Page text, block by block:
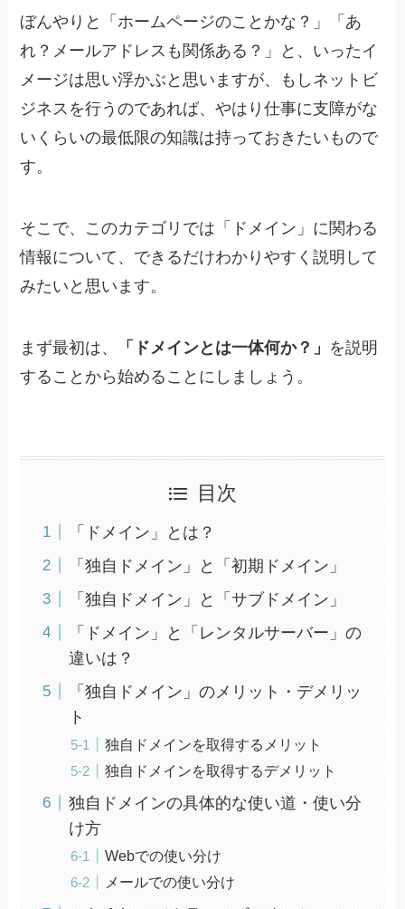
ぼんやりと「ホームページのことかな？」「あ
れ？メールアドレスも関係ある？」と、いったイ
メージは思い浮かぶと思いますが、もしネットビ
ジネスを行うのであれば、やはり仕事に支障がな
いくらいの最低限の知識は持っておきたいもので
す。
そこで、このカテゴリでは「ドメイン」に関わる
情報について、できるだけわかりやすく説明して
みたいと思います。
まず最初は、 「ドメインとは一体何か？」 を説明
することから始めることにしましょう。
目次
「ドメイン」とは？
「独自ドメイン」と「初期ドメイン」
「独自ドメイン」と「サブドメイン」
「ドメイン」と「レンタルサーバー」の
違いは？
「独自ドメイン」のメリット・デメリッ
ト
独自ドメインを取得するメリット
独自ドメインを取得するデメリット
独自ドメインの具体的な使い道・使い分
け方
Webでの使い分け
メールでの使い分け